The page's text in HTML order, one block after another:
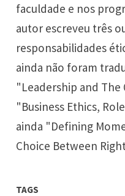
faculdade e nos
autor escreveu três
responsabilidades
ainda não foram
"Leadership and
"Business Ethics,
ainda "Defining
Choice Between
TAGS